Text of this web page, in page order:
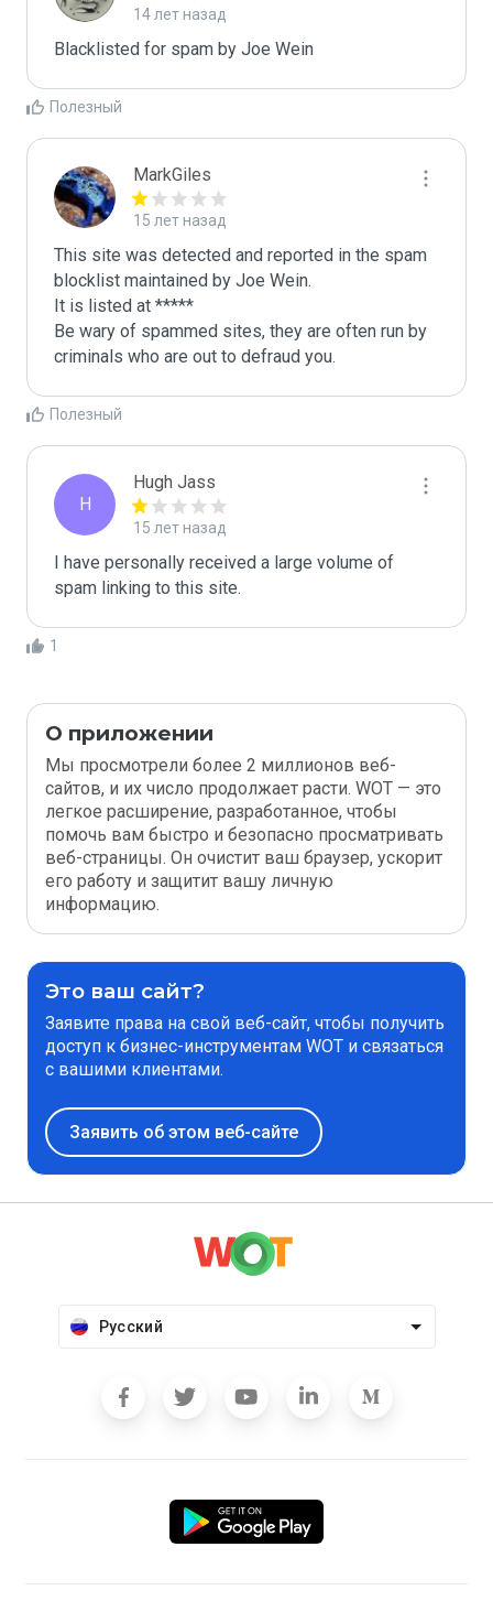
14 лет назад
Blacklisted for spam by Joe Wein
Полезный
MarkGiles
15 лет назад
This site was detected and reported in the spam
blocklist maintained by Joe Wein.
It is listed at *****
Be wary of spammed sites, they are often run by
criminals who are out to defraud you.
Полезный
H
Hugh Jass
15 лет назад
I have personally received a large volume of
spam linking to this site.
1
О приложении
Мы просмотрели более 2 миллионов веб-
сайтов, и их число продолжает расти. WOT — это
легкое расширение, разработанное, чтобы
помочь вам быстро и безопасно просматривать
веб-страницы. Он очистит ваш браузер, ускорит
его работу и защитит вашу личную
информацию.
Это ваш сайт?
Заявите права на свой веб-сайт, чтобы получить
доступ к бизнес-инструментам WOT и связаться
с вашими клиентами.
Заявить об этом веб-сайте
Русский